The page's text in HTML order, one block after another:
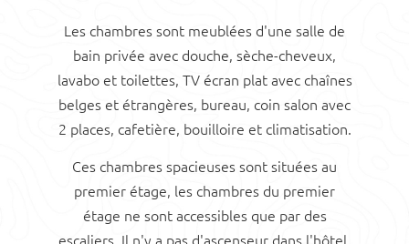
Les chambres sont meublées d'une salle de
bain privée avec douche, sèche-cheveux,
lavabo et toilettes, TV écran plat avec chaînes
belges et étrangères, bureau, coin salon avec
2 places, cafetière, bouilloire et climatisation.
Ces chambres spacieuses sont situées au
premier étage, les chambres du premier
étage ne sont accessibles que par des
escaliers. Il n'y a pas d'ascenseur dans l'hôtel.